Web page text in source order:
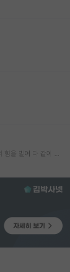
후배들의 진로 선택과 균형된 정보 획득을 위해 익명의 힘을 빌어 다 같이 연봉 공개 타임 한번 갖는 것 어때요?